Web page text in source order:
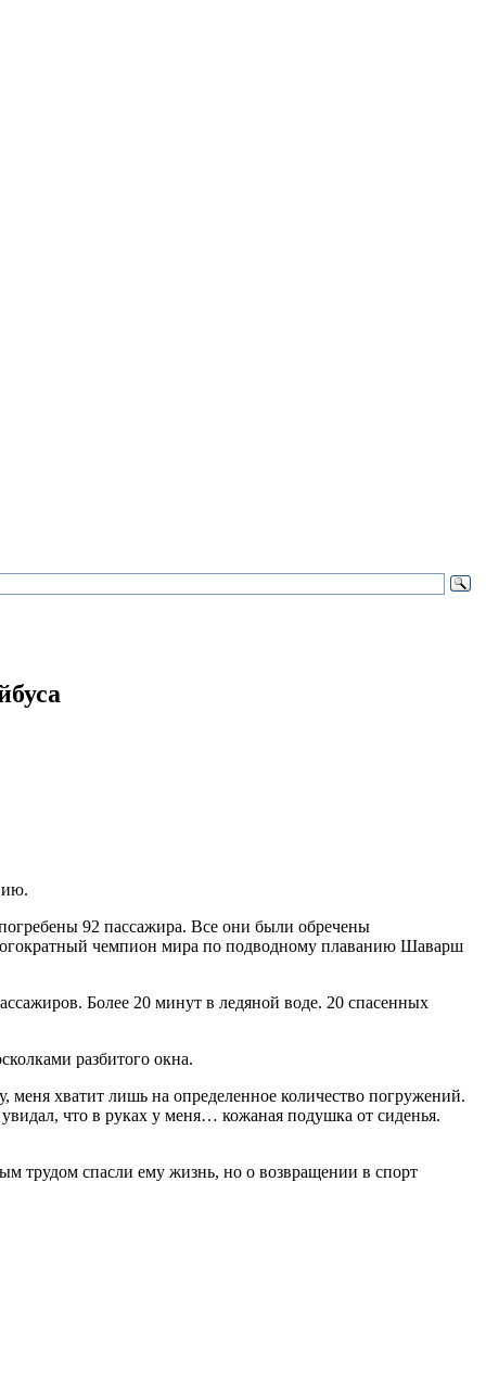
92 пассажира. Все они были обречены
чемпион мира по подводному плаванию Шаварш
Более 20 минут в ледяной воде. 20 спасенных
разбитого окна.
хватит лишь на определенное количество погружений.
что в руках у меня… кожаная подушка от сиденья.
трудом спасли ему жизнь, но о возвращении в спорт